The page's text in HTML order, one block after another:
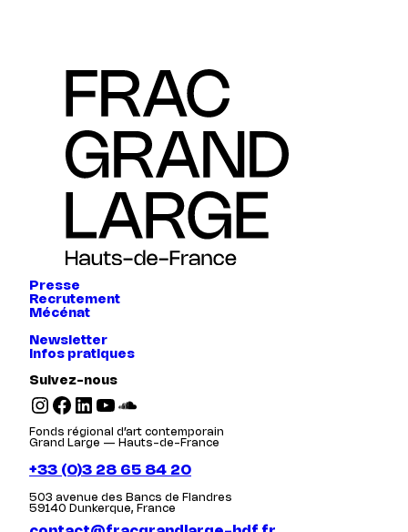
Presse
Recrutement
Mécénat
Newsletter
Infos pratiques
Suivez-nous
Instagram Facebook LinkedIn YouTube SoundCloud
Fonds régional d’art contemporain
Grand Large — Hauts-de-France
+33 (0)3 28 65 84 20
503 avenue des Bancs de Flandres
59140 Dunkerque, France